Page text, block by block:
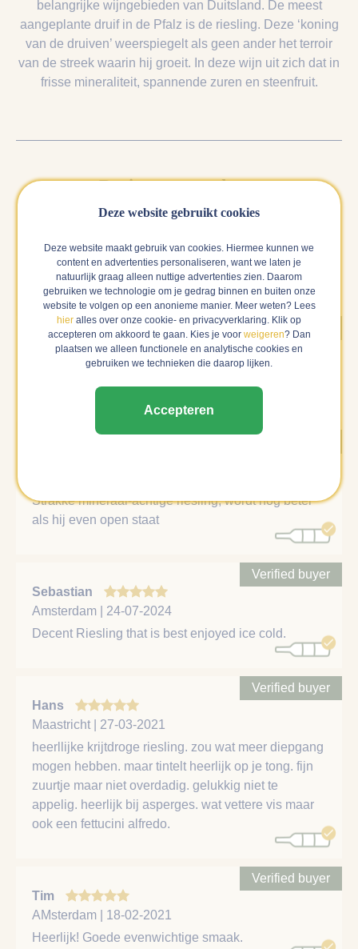
belangrijke wijngebieden van Duitsland. De meest
aangeplante druif in de Pfalz is de riesling. Deze ‘koning
van de druiven’ weerspiegelt als geen ander het terroir
van de streek waarin hij groeit. In deze wijn uit zich dat in
frisse mineraliteit, spannende zuren en steenfruit.
Reviews van anderen
Hieronder vind je alle reviews over deze wijn. Als wij
buyer, dan laten wij deze als eerste zien en zwaarder
meewegen in het gemiddelde cijfer.
Laura
Utrecht | 21-11-2025
Verified buyer
Goede riesling.
Strakke mineraal-achtige riesling, wordt nog beter
als hij even open staat
Sebastian
Amsterdam | 24-07-2024
Verified buyer
Decent Riesling that is best enjoyed ice cold.
Hans
Maastricht | 27-03-2021
Verified buyer
heerllijke krijtdroge riesling. zou wat meer diepgang
mogen hebben. maar tintelt heerlijk op je tong. fijn
zuurtje maar niet overdadig. gelukkig niet te
appelig. heerlijk bij asperges. wat vettere vis maar
ook een fettucini alfredo.
Tim
AMsterdam | 18-02-2021
Verified buyer
Heerlijk! Goede evenwichtige smaak.
Deze website gebruikt cookies
Deze website maakt gebruik van cookies. Hiermee kunnen we
content en advertenties personaliseren, want we laten je
natuurlijk graag alleen nuttige advertenties zien. Daarom
gebruiken we technologie om je gedrag binnen en buiten onze
website te volgen op een anonieme manier. Meer weten? Lees
hier alles over onze cookie- en privacyverklaring. Klik op
accepteren om akkoord te gaan. Kies je voor weigeren? Dan
plaatsen we alleen functionele en analytische cookies en
gebruiken we technieken die daarop lijken.
Accepteren